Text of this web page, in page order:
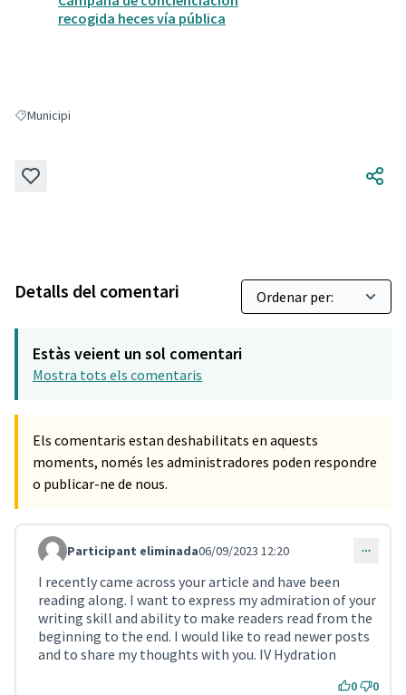
recogida heces vía pública
Resultats en filtrar per: Municipi
Municipi
Detalls del comentari
Estàs veient un sol comentari
Mostra tots els comentaris
Els comentaris estan deshabilitats en aquests
moments, només les administradores poden respondre
o publicar-ne de nous.
Comentari 695
Participant eliminada06/09/2023 12:20
I recently came across your article and have been
reading along. I want to express my admiration of your
writing skill and ability to make readers read from the
beginning to the end. I would like to read newer posts
and to share my thoughts with you. IV Hydration
0 0